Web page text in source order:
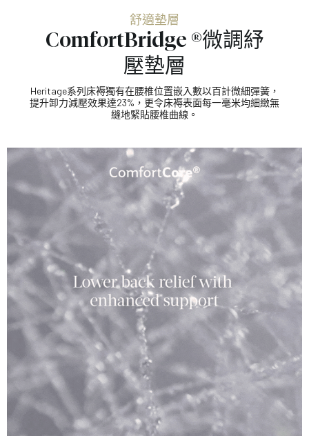
舒適墊層
ComfortBridge ®微調紓
壓墊層
Heritage系列床褥獨有在腰椎位置嵌入數以百計微細彈簧，
提升卸力減壓效果達23%，更令床褥表面每一毫米均細緻無
縫地緊貼腰椎曲線。